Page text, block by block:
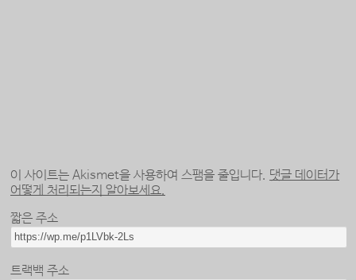
이 사이트는 Akismet을 사용하여 스팸을 줄입니다. 댓글 데이터가
어떻게 처리되는지 알아보세요.
짧은 주소
트랙백 주소